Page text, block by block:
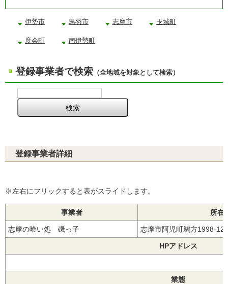
伊勢市 鳥羽市 志摩市 玉城町
度会町 南伊勢町
登録事業者で検索 （全地域を対象として検索）
登録事業者詳細
※左右にフリックすると表がスライドします。
事業者 所在
志摩の喰い処 磯っ子 志摩市阿児町鵜方1998-
HPアドレス
業態